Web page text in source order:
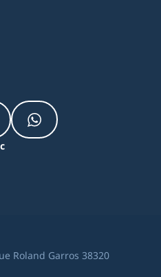
Roland Garros 38320